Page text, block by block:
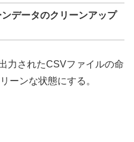
データのクリーンアップ
力されたCSVファイルの命
ーンな状態にする。